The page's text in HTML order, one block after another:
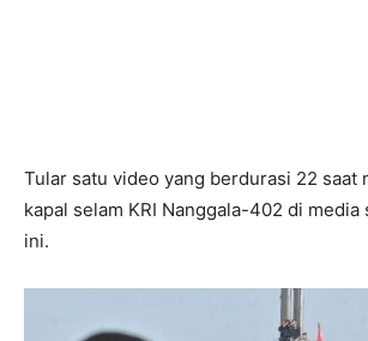
Tular satu video yang berdurasi 22 saat
kapal selam KRI Nanggala-402 di
ini.